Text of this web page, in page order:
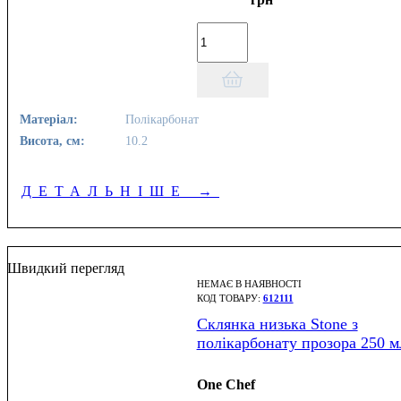
Матеріал:
Полікарбонат
Висота, см:
10.2
ДЕТАЛЬНІШЕ →
Швидкий перегляд
НЕМАЄ В НАЯВНОСТІ
612111
Склянка низька Stone з
полікарбонату прозора 250
One Chef